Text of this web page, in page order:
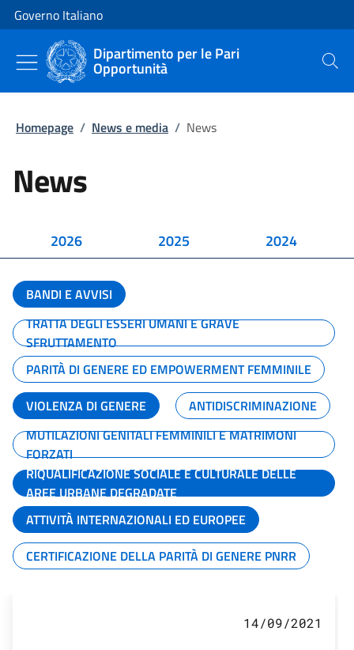
Vai al contenuto
Vai alla navigazione del sito
Governo Italiano
Dipartimento per le Pari
Opportunità Cerca
Homepage / News e media / News
News
2026 2025 2024
BANDI E AVVISI
TRATTA DEGLI ESSERI UMANI E GRAVE
SFRUTTAMENTO
PARITÀ DI GENERE ED EMPOWERMENT FEMMINILE
VIOLENZA DI GENERE
ANTIDISCRIMINAZIONE
MUTILAZIONI GENITALI FEMMINILI E MATRIMONI
FORZATI
RIQUALIFICAZIONE SOCIALE E CULTURALE DELLE
AREE URBANE DEGRADATE
ATTIVITÀ INTERNAZIONALI ED EUROPEE
CERTIFICAZIONE DELLA PARITÀ DI GENERE PNRR
14/09/2021